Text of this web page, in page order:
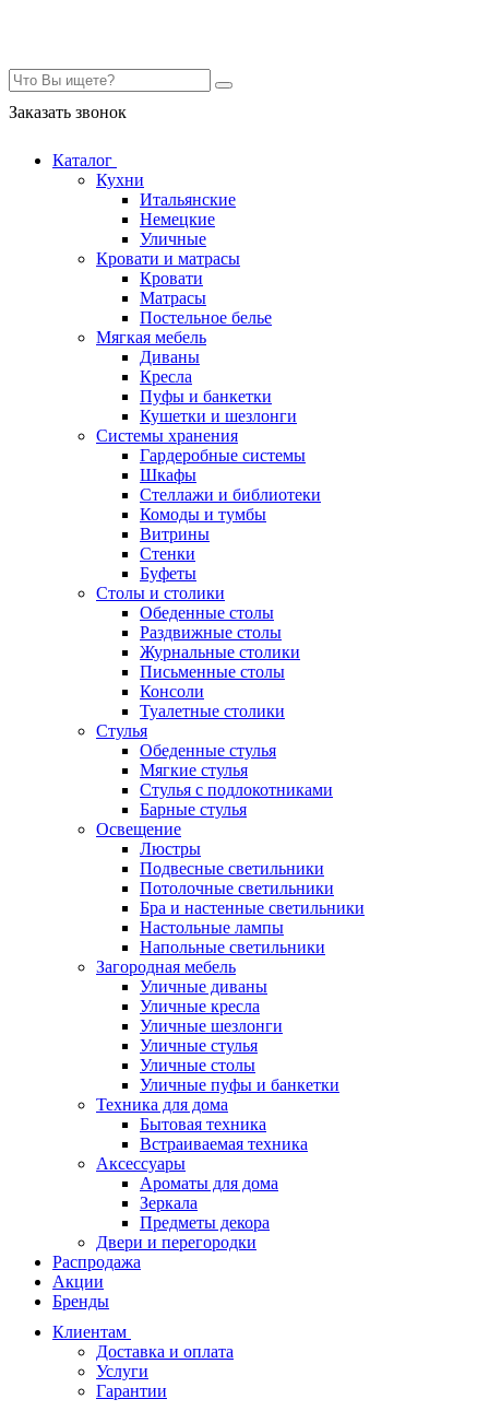
Заказать звонок
Каталог
Кухни
Итальянские
Немецкие
Уличные
Кровати и матрасы
Кровати
Матрасы
Постельное белье
Мягкая мебель
Диваны
Кресла
Пуфы и банкетки
Кушетки и шезлонги
Системы хранения
Гардеробные системы
Шкафы
Стеллажи и библиотеки
Комоды и тумбы
Витрины
Стенки
Буфеты
Столы и столики
Обеденные столы
Раздвижные столы
Журнальные столики
Письменные столы
Консоли
Туалетные столики
Стулья
Обеденные стулья
Мягкие стулья
Стулья с подлокотниками
Барные стулья
Освещение
Люстры
Подвесные светильники
Потолочные светильники
Бра и настенные светильники
Настольные лампы
Напольные светильники
Загородная мебель
Уличные диваны
Уличные кресла
Уличные шезлонги
Уличные стулья
Уличные столы
Уличные пуфы и банкетки
Техника для дома
Бытовая техника
Встраиваемая техника
Аксессуары
Ароматы для дома
Зеркала
Предметы декора
Двери и перегородки
Распродажа
Акции
Бренды
Клиентам
Доставка и оплата
Услуги
Гарантии